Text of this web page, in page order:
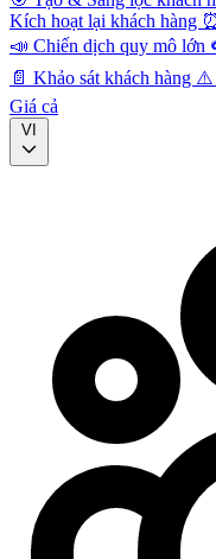
Kích hoạt lại khách hàng ⏰
📣 Chiến dịch quy mô lớn
📄 Khảo sát khách hàng ⚠️
Giá cả
VI